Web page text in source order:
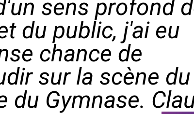
sens profond
du public, j'ai eu
chance de
sur la scène du
du Gymnase.